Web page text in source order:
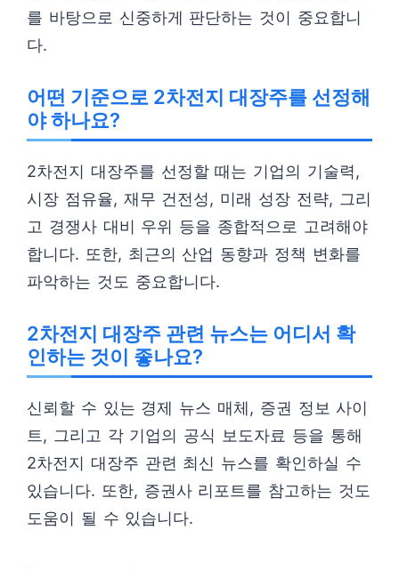
를 바탕으로 신중하게 판단하는 것이 중요합니
다.
어떤 기준으로 2차전지 대장주를 선정해
야 하나요?
2차전지 대장주를 선정할 때는 기업의 기술력,
시장 점유율, 재무 건전성, 미래 성장 전략, 그리
고 경쟁사 대비 우위 등을 종합적으로 고려해야
합니다. 또한, 최근의 산업 동향과 정책 변화를
파악하는 것도 중요합니다.
2차전지 대장주 관련 뉴스는 어디서 확
인하는 것이 좋나요?
신뢰할 수 있는 경제 뉴스 매체, 증권 정보 사이
트, 그리고 각 기업의 공식 보도자료 등을 통해
2차전지 대장주 관련 최신 뉴스를 확인하실 수
있습니다. 또한, 증권사 리포트를 참고하는 것도
도움이 될 수 있습니다.